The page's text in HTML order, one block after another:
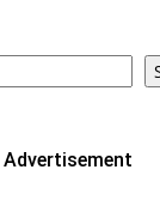
Advertisement